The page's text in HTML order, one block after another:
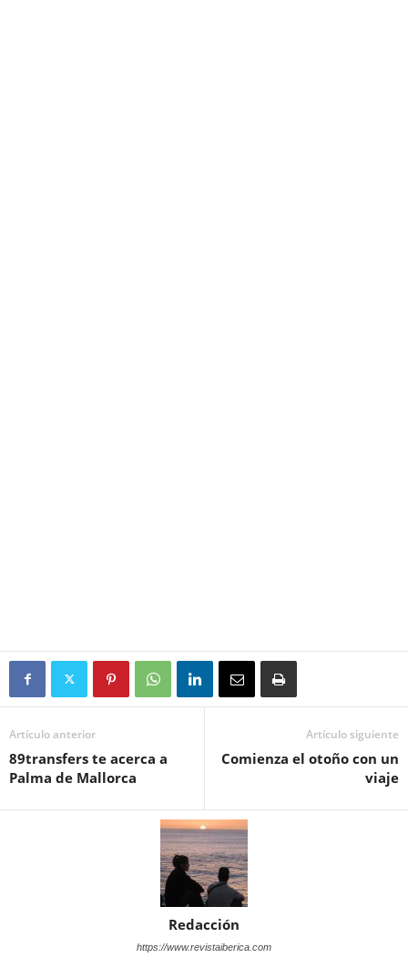
Artículo anterior
89transfers te acerca a
Palma de Mallorca
Artículo siguiente
Comienza el otoño con un
viaje
Redacción
https://www.revistaiberica.com